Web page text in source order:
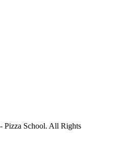
School. All Rights